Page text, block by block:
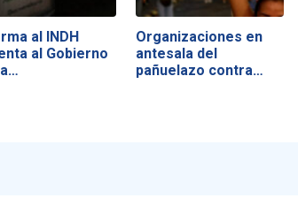
al INDH
al Gobierno
Organizaciones en
antesala del
pañuelazo contra…